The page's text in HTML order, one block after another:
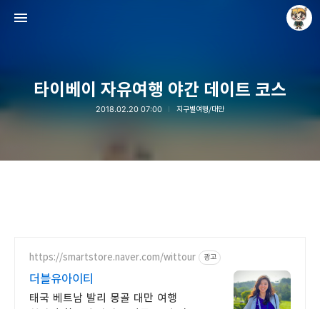
타이베이 자유여행 야간 데이트 코스
2018.02.20 07:00 지구별여행/대만
https://smartstore.naver.com/wittour 광고
더블유아이티
태국 베트남 발리 몽골 대만 여행
Raycat : Photo and Story